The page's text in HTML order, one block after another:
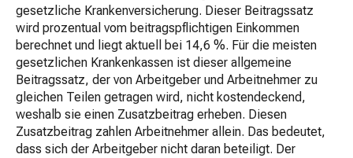
gesetzliche Krankenversicherung. Dieser Beitragssatz
wird prozentual vom beitragspflichtigen Einkommen
berechnet und liegt aktuell bei 14,6 %. Für die meisten
gesetzlichen Krankenkassen ist dieser allgemeine
Beitragssatz, der von Arbeitgeber und Arbeitnehmer zu
gleichen Teilen getragen wird, nicht kostendeckend,
weshalb sie einen Zusatzbeitrag erheben. Diesen
Zusatzbeitrag zahlen Arbeitnehmer allein. Das bedeutet,
dass sich der Arbeitgeber nicht daran beteiligt. Der